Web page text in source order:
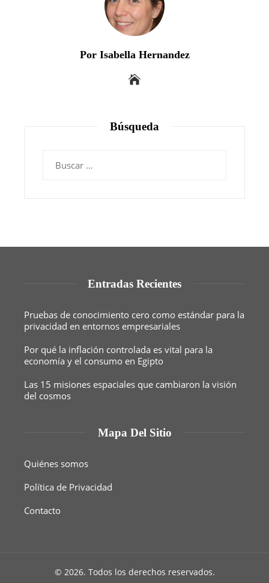
Por Isabella Hernandez
Búsqueda
Entradas Recientes
Pruebas de conocimiento cero como estándar para la
privacidad en entornos empresariales
Por qué la inflación controlada es vital para la
economía y el consumo en Egipto
Las 15 misiones espaciales que cambiaron la visión
del cosmos
Mapa Del Sitio
Quiénes somos
Política de Privacidad
Contacto
© 2026. Todos los derechos reservados.